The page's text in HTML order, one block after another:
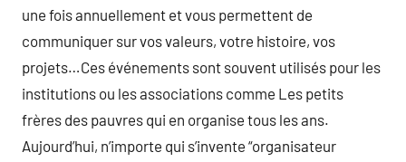
une fois annuellement et vous permettent de
communiquer sur vos valeurs, votre histoire, vos
projets…Ces événements sont souvent utilisés pour les
institutions ou les associations comme Les petits
frères des pauvres qui en organise tous les ans.
Aujourd’hui, n’importe qui s’invente “organisateur